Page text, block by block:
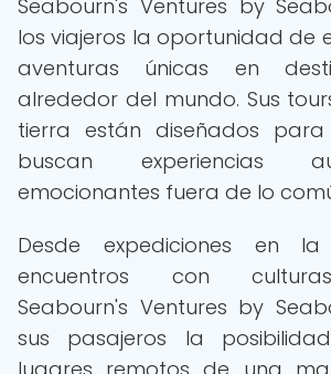
Seabourn's Ventures by
los viajeros la oportunidad de
aventuras únicas en
alrededor del mundo. Sus
tierra están diseñados
buscan experiencias
emocionantes fuera de lo
Desde expediciones en
encuentros con
Seabourn's Ventures by
sus pasajeros la